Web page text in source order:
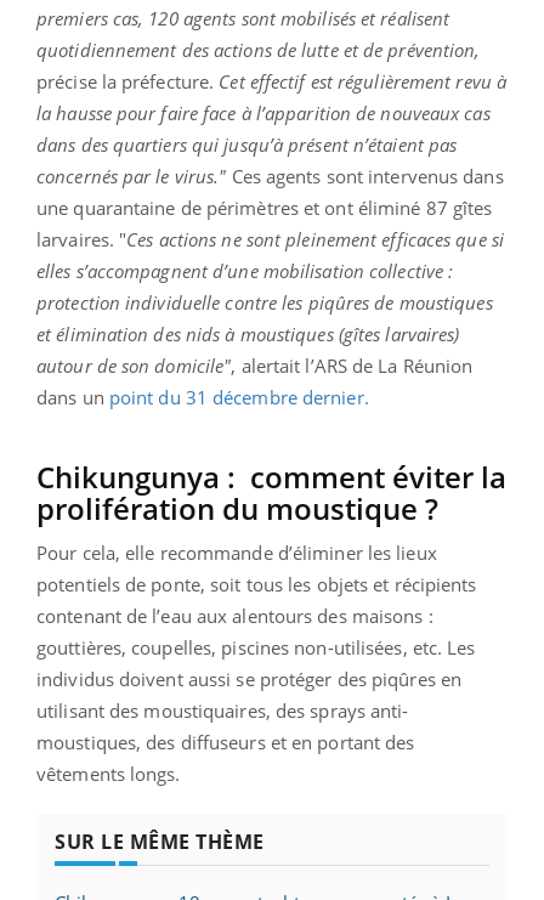
premiers cas, 120 agents sont mobilisés et réalisent
quotidiennement des actions de lutte et de prévention,
précise la préfecture. Cet effectif est régulièrement revu à
la hausse pour faire face à l’apparition de nouveaux cas
dans des quartiers qui jusqu’à présent n’étaient pas
concernés par le virus." Ces agents sont intervenus dans
une quarantaine de périmètres et ont éliminé 87 gîtes
larvaires. "Ces actions ne sont pleinement efficaces que si
elles s’accompagnent d’une mobilisation collective :
protection individuelle contre les piqûres de moustiques
et élimination des nids à moustiques (gîtes larvaires)
autour de son domicile", alertait l’ARS de La Réunion
dans un point du 31 décembre dernier.
Chikungunya : comment éviter la
prolifération du moustique ?
Pour cela, elle recommande d’éliminer les lieux
potentiels de ponte, soit tous les objets et récipients
contenant de l’eau aux alentours des maisons :
gouttières, coupelles, piscines non-utilisées, etc. Les
individus doivent aussi se protéger des piqûres en
utilisant des moustiquaires, des sprays anti-
moustiques, des diffuseurs et en portant des
vêtements longs.
SUR LE MÊME THÈME